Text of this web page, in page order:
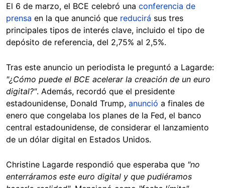
El 6 de marzo, el BCE celebró una conferencia de
prensa en la que anunció que reducirá sus tres
principales tipos de interés clave, incluido el tipo de
depósito de referencia, del 2,75% al 2,5%.
Tras este anuncio un periodista le preguntó a Lagarde:
"¿Cómo puede el BCE acelerar la creación de un euro
digital?". Además, recordó que el presidente
estadounidense, Donald Trump, anunció a finales de
enero que congelaba los planes de la Fed, el banco
central estadounidense, de considerar el lanzamiento
de un dólar digital en Estados Unidos.
Christine Lagarde respondió que esperaba que "no
enterráramos este euro digital y que pudiéramos